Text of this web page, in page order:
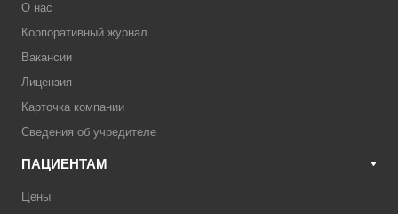
О нас
Корпоративный журнал
Вакансии
Лицензия
Карточка компании
Сведения об учредителе
ПАЦИЕНТАМ
Цены